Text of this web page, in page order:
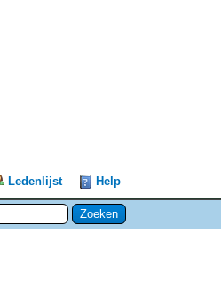
Ledenlijst Help